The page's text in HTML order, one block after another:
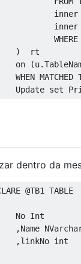
inner
inner
WHERE
)
  rt
on
(u.
WHEN MATCHED
Update set
dentro da
@TB1 TABLE
No Int
,Name
,linkNo int